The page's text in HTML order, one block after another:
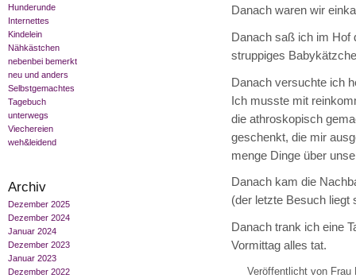
Hunderunde
Internettes
Kindelein
Nähkästchen
nebenbei bemerkt
neu und anders
Selbstgemachtes
Tagebuch
unterwegs
Viechereien
weh&leidend
Archiv
Dezember 2025
Dezember 2024
Januar 2024
Dezember 2023
Januar 2023
Dezember 2022
Danach waren wir
Danach saß ich im Hof
struppiges
Danach versuchte ich
Ich musste mit
die athroskopisch
geschenkt, die mir
menge Dinge über
Danach kam die
(der letzte Besuch liegt
Danach trank ich eine
Vormittag alles tat.
Veröffentlicht von Frau